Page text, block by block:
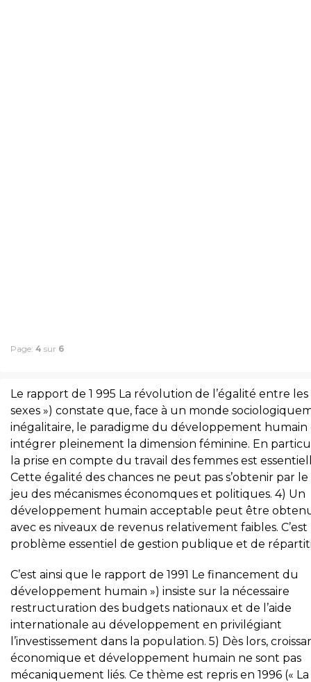
Page: 4 sur 6
Le rapport de 1 995 La révolution de l’égalité entre les
sexes ») constate que, face à un monde
inégalitaire, le paradigme du développement humain
intégrer pleinement la dimension féminine. En
la prise en compte du travail des femmes est
Cette égalité des chances ne peut pas s’obtenir par
jeu des mécanismes économques et politiques. 4) Un
développement humain acceptable peut être
avec es niveaux de revenus relativement faibles.
problème essentiel de gestion publique et de
C’est ainsi que le rapport de 1991 Le financement du
développement humain ») insiste sur la nécessaire
restructuration des budgets nationaux et de l’aide
internationale au développement en privilégiant
l’investissement dans la population. 5) Dès lors,
économique et développement humain ne sont pas
mécaniquement liés. Ce thème est repris en 1996 (« La